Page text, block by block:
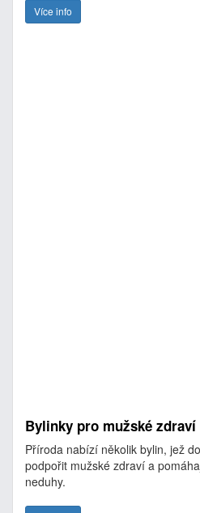
Více info
Bylinky pro mužské zdraví
Příroda nabízí několik bylin, jež
podpořit mužské zdraví a
neduhy.